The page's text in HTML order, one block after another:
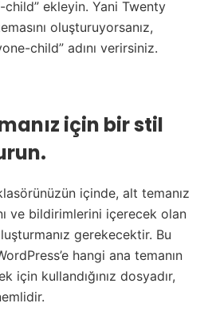
child” ekleyin. Yani Twenty
oluşturuyorsanız,
child” adını verirsiniz.
için bir stil
içinde, alt temanız
ve bildirimlerini içerecek olan
gerekecektir. Bu
hangi ana temanın
için kullandığınız dosyadır,